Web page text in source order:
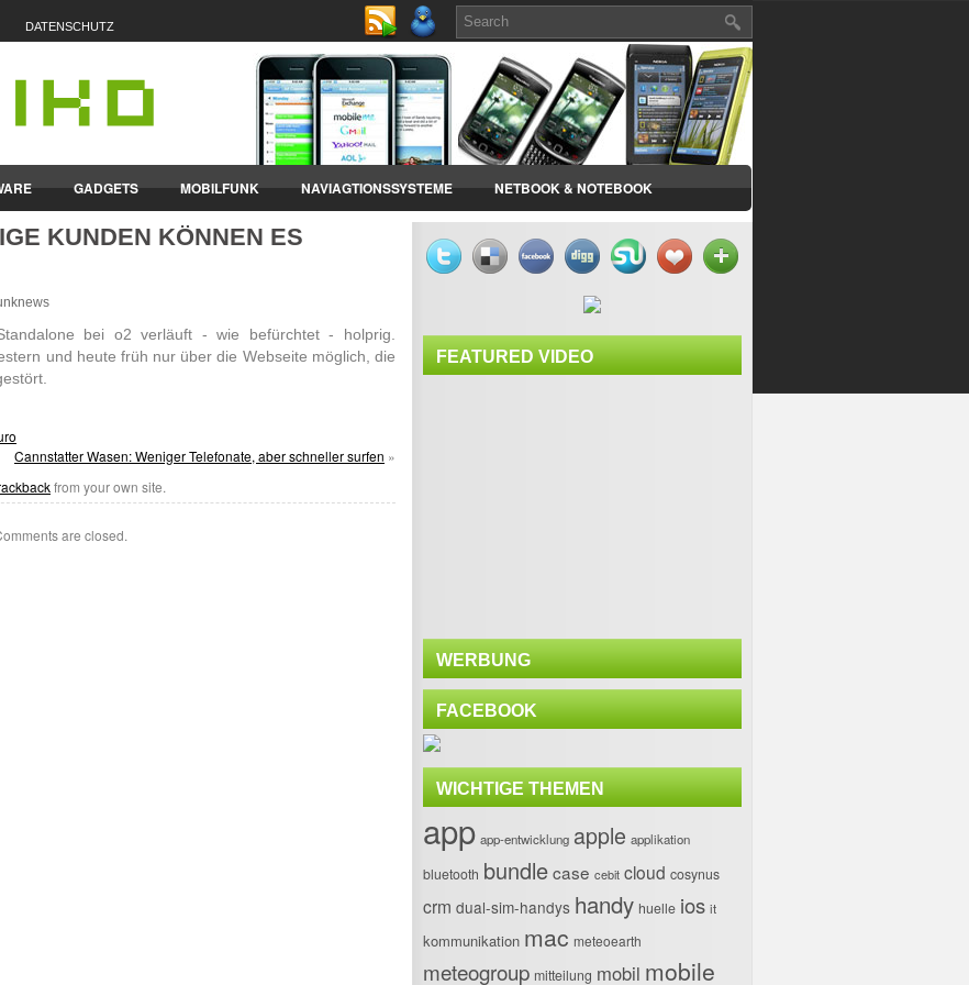
DATENSCHUTZ
GADGETS MOBILFUNK NAVIAGTIONSSYSTEME NETBOOK & NOTEBOOK
VERTRÄGE & TARIFE
KUNDEN KÖNNEN ES
bei o2 verläuft - wie befürchtet - holprig.
und heute früh nur über die Webseite möglich, die
Cannstatter Wasen: Weniger Telefonate, aber schneller surfen »
from your own site.
are closed.
FEATURED VIDEO
WERBUNG
FACEBOOK
WICHTIGE THEMEN
app app-entwicklung apple applikation
bluetooth bundlecase cebit cloud cosynus
crm dual-sim-handys handy huelle ios it
kommunikation mac meteoearth
meteogroup mitteilung mobil mobile